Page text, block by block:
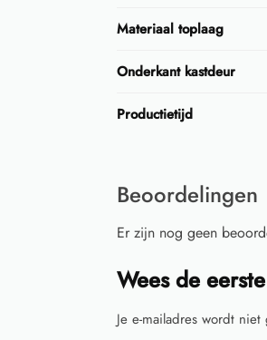
Materiaal toplaag
Onderkant kastdeur
Productietijd
Beoordelingen
Er zijn nog geen
Wees de
Je e-mailadres wordt